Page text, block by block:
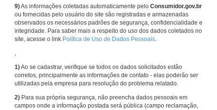
9)As informações coletadas automaticamente pelo Consumidor.gov.br
ou fornecidas pelo usuário do site são registradas e armazenadas
observados os necessários padrões de segurança, confidencialidade e
integridade. Para saber mais a respeito do uso dos dados coletados no
site, acesse o link Política de Uso de Dados Pessoais.
,
1)Ao se cadastrar, verifique se todos os dados solicitados estão
corretos, principalmente as informações de contato - elas poderão ser
utilizadas pela empresa para resolução do problema relatado.
2) Para sua própria segurança, não preencha dados pessoais em
campos onde a informação postada será pública (campo reclamação,